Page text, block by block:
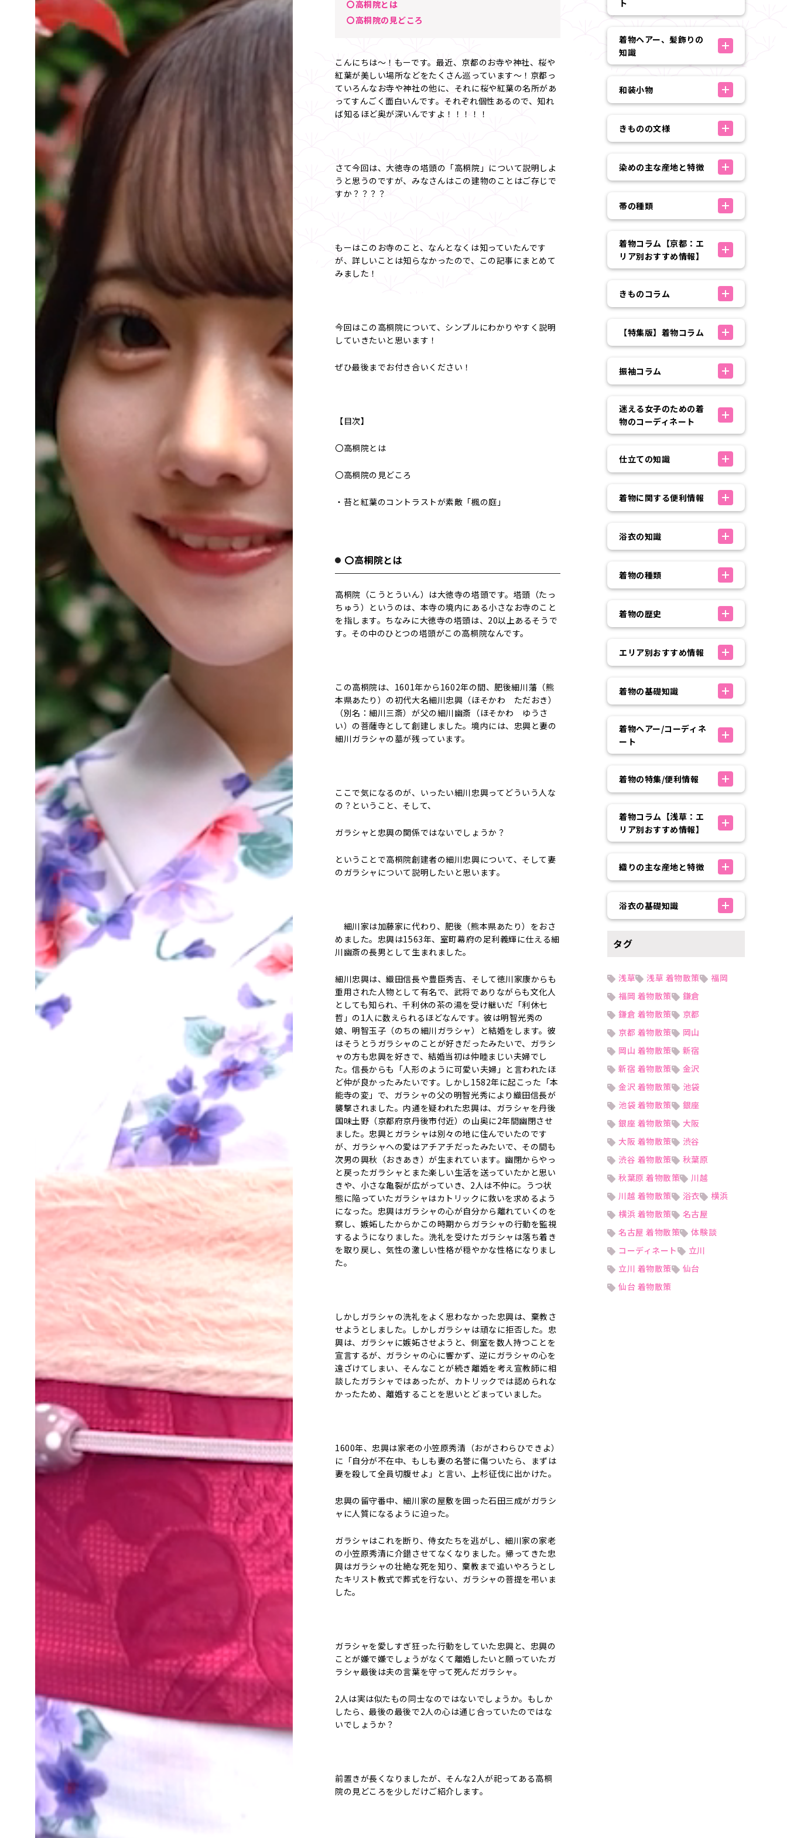
〇高桐院とは
〇高桐院の見どころ
こんにちは～！もーです。最近、京都のお寺や神社、桜や
紅葉が美しい場所などをたくさん巡っています～！京都っ
ていろんなお寺や神社の他に、それに桜や紅葉の名所があ
ってすんごく面白いんです。それぞれ個性あるので、知れ
ば知るほど奥が深いんですよ！！！！！
さて今回は、大徳寺の塔頭の「高桐院」について説明しよ
うと思うのですが、みなさんはこの建物のことはご存じで
すか？？？？
もーはこのお寺のこと、なんとなくは知っていたんです
が、詳しいことは知らなかったので、この記事にまとめて
みました！
今回はこの高桐院について、シンプルにわかりやすく説明
していきたいと思います！
ぜひ最後までお付き合いください！
【目次】
〇高桐院とは
〇高桐院の見どころ
・苔と紅葉のコントラストが素敵「楓の庭」
〇高桐院とは
高桐院（こうとういん）は大徳寺の塔頭です。塔頭（たっ
ちゅう）というのは、本寺の境内にある小さなお寺のこと
を指します。ちなみに大徳寺の塔頭は、20以上あるそうで
す。その中のひとつの塔頭がこの高桐院なんです。
この高桐院は、1601年から1602年の間、肥後細川藩（熊
本県あたり）の初代大名細川忠興（ほそかわ ただおき）
（別名：細川三斎）が父の細川幽斎（ほそかわ ゆうさ
い）の菩薩寺として創建しました。境内には、忠興と妻の
細川ガラシャの墓が残っています。
ここで気になるのが、いったい細川忠興ってどういう人な
の？ということ、そして、
ガラシャと忠興の関係ではないでしょうか？
ということで高桐院創建者の細川忠興について、そして妻
のガラシャについて説明したいと思います。
細川家は加藤家に代わり、肥後（熊本県あたり）をおさ
めました。忠興は1563年、室町幕府の足利義輝に仕える細
川幽斎の長男として生まれました。
細川忠興は、織田信長や豊臣秀吉、そして徳川家康からも
重用された人物として有名で、武将でありながらも文化人
としても知られ、千利休の茶の湯を受け継いだ「利休七
哲」の1人に数えられるほどなんです。彼は明智光秀の
娘、明智玉子（のちの細川ガラシャ）と結婚をします。彼
はそうとうガラシャのことが好きだったみたいで、ガラシ
ャの方も忠興を好きで、結婚当初は仲睦まじい夫婦でし
た。信長からも「人形のように可愛い夫婦」と言われたほ
ど仲が良かったみたいです。しかし1582年に起こった「本
能寺の変」で、ガラシャの父の明智光秀により織田信長が
襲撃されました。内通を疑われた忠興は、ガラシャを丹後
国味土野（京都府京丹後市付近）の山奥に2年間幽閉させ
ました。忠興とガラシャは別々の地に住んでいたのです
が、ガラシャへの愛はアチアチだったみたいで、その間も
次男の興秋（おきあき）が生まれています。幽閉からやっ
と戻ったガラシャとまた楽しい生活を送っていたかと思い
きや、小さな亀裂が広がっていき、2人は不仲に。うつ状
態に陥っていたガラシャはカトリックに救いを求めるよう
になった。忠興はガラシャの心が自分から離れていくのを
察し、嫉妬したからかこの時期からガラシャの行動を監視
するようになりました。洗礼を受けたガラシャは落ち着き
を取り戻し、気性の激しい性格が穏やかな性格になりまし
た。
しかしガラシャの洗礼をよく思わなかった忠興は、棄教さ
せようとしました。しかしガラシャは頑なに拒否した。忠
興は、ガラシャに嫉妬させようと、側室を数人持つことを
宣言するが、ガラシャの心に響かず、逆にガラシャの心を
遠ざけてしまい、そんなことが続き離婚を考え宣教師に相
談したガラシャではあったが、カトリックでは認められな
かったため、離婚することを思いとどまっていました。
1600年、忠興は家老の小笠原秀清（おがさわらひできよ）
に「自分が不在中、もしも妻の名誉に傷ついたら、まずは
妻を殺して全員切腹せよ」と言い、上杉征伐に出かけた。
忠興の留守番中、細川家の屋敷を囲った石田三成がガラシ
ャに人質になるように迫った。
ガラシャはこれを断り、侍女たちを逃がし、細川家の家老
の小笠原秀清に介錯させてなくなりました。帰ってきた忠
興はガラシャの壮絶な死を知り、棄教まで追いやろうとし
たキリスト教式で葬式を行ない、ガラシャの菩提を弔いま
した。
ガラシャを愛しすぎ狂った行動をしていた忠興と、忠興の
ことが嫌で嫌でしょうがなくて離婚したいと願っていたガ
ラシャ最後は夫の言葉を守って死んだガラシャ。
2人は実は似たもの同士なのではないでしょうか。もしか
したら、最後の最後で2人の心は通じ合っていたのではな
いでしょうか？
前置きが長くなりましたが、そんな2人が祀ってある高桐
院の見どころを少しだけご紹介します。
ト
着物ヘアー、髪飾りの
知識
和装小物
きものの文様
染めの主な産地と特徴
帯の種類
着物コラム【京都：エ
リア別おすすめ情報】
きものコラム
【特集版】着物コラム
振袖コラム
迷える女子のための着
物のコーディネート
仕立ての知識
着物に関する便利情報
浴衣の知識
着物の種類
着物の歴史
エリア別おすすめ情報
着物の基礎知識
着物ヘアー/コーディネ
ート
着物の特集/便利情報
着物コラム【浅草：エ
リア別おすすめ情報】
織りの主な産地と特徴
浴衣の基礎知識
タグ
浅草 浅草 着物散策
福岡
福岡 着物散策
鎌倉
鎌倉 着物散策
京都
京都 着物散策
岡山
岡山 着物散策
新宿
新宿 着物散策
金沢
金沢 着物散策
池袋
池袋 着物散策
銀座
銀座 着物散策
大阪
大阪 着物散策
渋谷
渋谷 着物散策
秋葉原
秋葉原 着物散策
川越
川越 着物散策
浴衣
横浜
横浜 着物散策
名古屋
名古屋 着物散策
体験談
コーディネート
立川
立川 着物散策
仙台
仙台 着物散策